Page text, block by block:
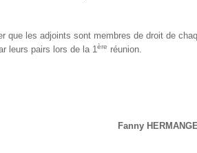
que les adjoints sont membres de droit de
leurs pairs lors de la 1 ère réunion.
Fanny